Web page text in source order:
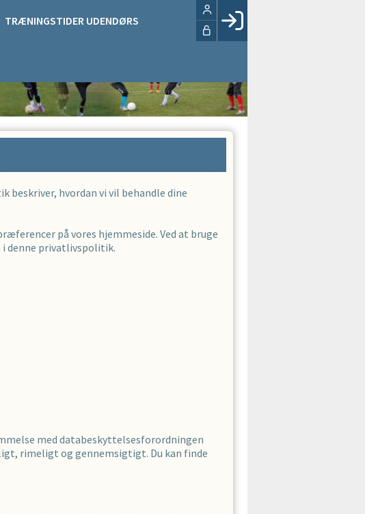
TRÆNINGSTIDER UDENDØRS
Glemt password
Opret profil
hvordan vi vil behandle dine
på vores hjemmeside. Ved at bruge
i denne privatlivspolitik.
med databeskyttelsesforordningen
rimeligt og gennemsigtigt. Du kan finde